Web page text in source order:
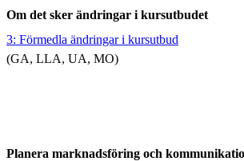
Om det sker ändringar i kursutbudet
3: Förmedla ändringar i kursutbud
(GA, LLA, UA, MO)
Planera marknadsföring och